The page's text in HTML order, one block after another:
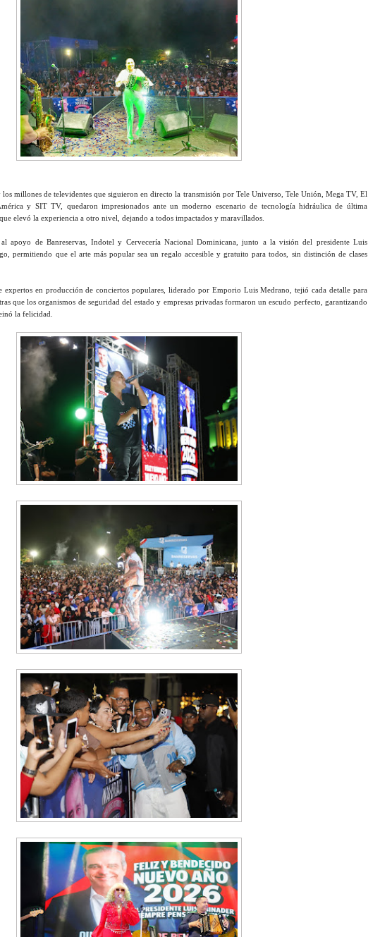
los millones de televidentes que siguieron en directo la transmisión por Tele Universo, Tele Unión, Mega TV, El
y SIT TV, quedaron impresionados ante un moderno escenario de tecnología hidráulica de última
elevó la experiencia a otro nivel, dejando a todos impactados y maravillados.
apoyo de Banreservas, Indotel y Cervecería Nacional Dominicana, junto a la visión del presidente Luis
permitiendo que el arte más popular sea un regalo accesible y gratuito para todos, sin distinción de clases
expertos en producción de conciertos populares, liderado por Emporio Luis Medrano, tejió cada detalle para
que los organismos de seguridad del estado y empresas privadas formaron un escudo perfecto, garantizando
la felicidad.